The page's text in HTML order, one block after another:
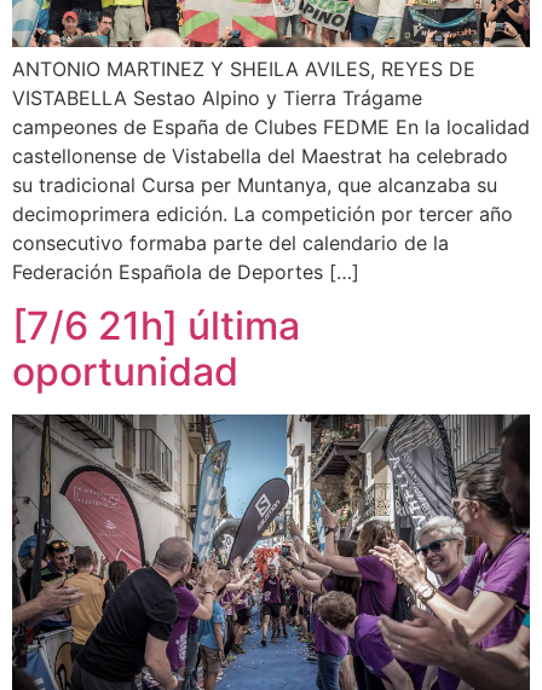
ANTONIO MARTINEZ Y SHEILA AVILES, REYES DE
VISTABELLA Sestao Alpino y Tierra Trágame
campeones de España de Clubes FEDME En la localidad
castellonense de Vistabella del Maestrat ha celebrado
su tradicional Cursa per Muntanya, que alcanzaba su
decimoprimera edición. La competición por tercer año
consecutivo formaba parte del calendario de la
Federación Española de Deportes […]
[7/6 21h] última
oportunidad